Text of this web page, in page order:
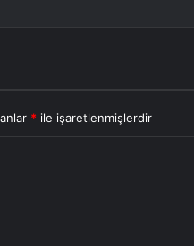
* ile işaretlenmişlerdir